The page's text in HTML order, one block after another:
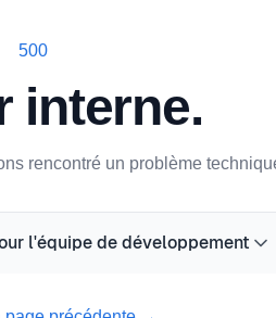
500
interne.
rencontré un problème
l'équipe de développement